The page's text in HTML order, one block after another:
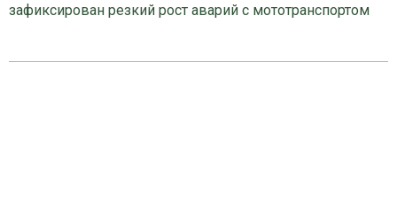
зафиксирован резкий рост аварий с мототранспортом